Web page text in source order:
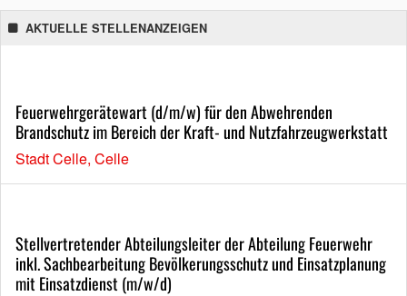
AKTUELLE STELLENANZEIGEN
Feuerwehrgerätewart (d/m/w) für den Abwehrenden
Brandschutz im Bereich der Kraft- und Nutzfahrzeugwerkstatt
Stadt Celle, Celle
Stellvertretender Abteilungsleiter der Abteilung Feuerwehr
inkl. Sachbearbeitung Bevölkerungsschutz und Einsatzplanung
mit Einsatzdienst (m/w/d)